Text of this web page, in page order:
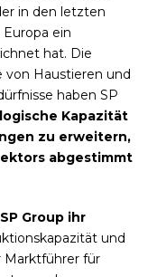
in den letzten
ein
hat. Die
Haustieren und
haben SP
Kapazität
zu erweitern,
abgestimmt
Group ihr
und
Marktführer für